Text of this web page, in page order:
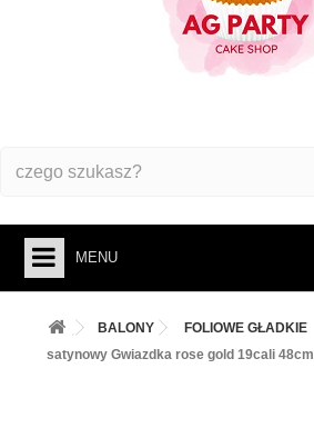
MENU
PIECZENIE
BALONY FOLIOWE GŁADKIE
satynowy Gwiazdka rose gold 19cali 48cm